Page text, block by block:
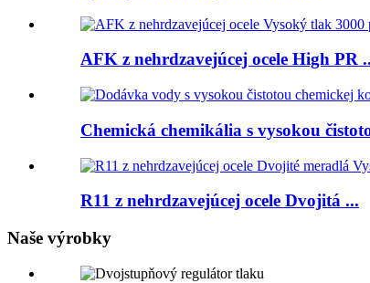
AFK z nehrdzavejúcej ocele High PR
Chemická chemikália s vysokou
R11 z nehrdzavejúcej ocele Dvojitá ...
Naše výrobky